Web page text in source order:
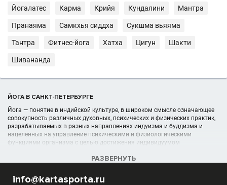
Йогалатес Карма Крийя Кундалини Мантра
Пранаяма Самкхья сиддха Сукшма вьяяма
Тантра Фитнес-йога Хатха Цигун Шакти
Шивананда
ЙОГА В САНКТ-ПЕТЕРБУРГЕ
Йога — понятие в индийской культуре, в широком смысле означающее
совокупность различных духовных, психических и физических практик,
разрабатываемых в разных направлениях индуизма и буддизма и
нацеленных на управление психическими и физиологическими
функциями организма с целью достижения индивидуумом
смысле, йога — это одна из шести ортодоксальных школ (даршан)
онтологического статуса человека в мире.
РАЗВЕРНУТЬ
info@kartasporta.ru